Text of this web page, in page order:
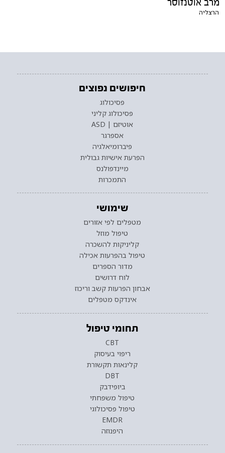
מרב אוטנזוסר
הרצליה
חיפושים נפוצים
פסיכולוג
פסיכולוג קליני
אוטיזם | ASD
אספרגר
פיברומיאלגיה
הפרעת אישיות גבולית
מיינדפולנס
התמכרות
שימושי
מטפלים לפי אזורים
טיפול מוזל
קליניקות להשכרה
טיפול בהפרעות אכילה
מדור הספרים
לוח דרושים
אבחון הפרעות קשב וריכוז
אינדקס מטפלים
תחומי טיפול
CBT
ריפוי בעיסוק
קלינאות תקשורת
DBT
ביופידבק
טיפול משפחתי
טיפול פסיכולוגי
EMDR
היפנוזה